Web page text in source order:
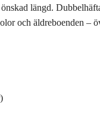
längd.
och äldreboenden –